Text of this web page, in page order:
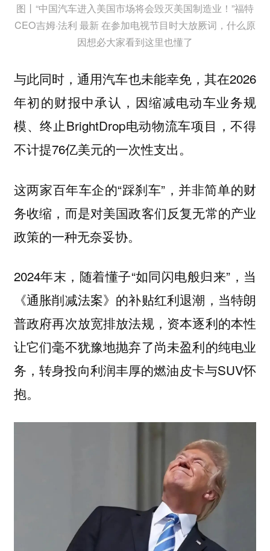
图丨“中国汽车进入美国市场将会毁灭美国制造业！”福特
CEO吉姆·法利 最新 在参加电视节目时大放厥词，什么原
因想必大家看到这里也懂了
与此同时，通用汽车也未能幸免，其在2026
年初的财报中承认，因缩减电动车业务规
模、终止BrightDrop电动物流车项目，不得
不计提76亿美元的一次性支出。
这两家百年车企的“踩刹车”，并非简单的财
务收缩，而是对美国政客们反复无常的产业
政策的一种无奈妥协。
2024年末，随着懂子“如同闪电般归来”，当
《通胀削减法案》的补贴红利退潮，当特朗
普政府再次放宽排放法规，资本逐利的本性
让它们毫不犹豫地抛弃了尚未盈利的纯电业
务，转身投向利润丰厚的燃油皮卡与SUV怀
抱。